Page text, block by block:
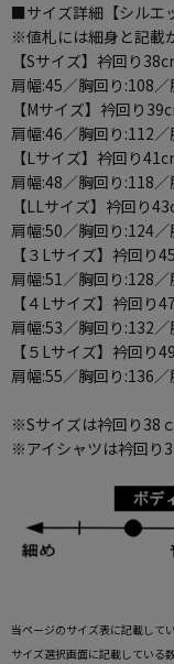
■サイズ詳細【シルエ
※値札には細身と記載
【Sサイズ】衿回り
肩幅:45／胸回り:108
【Mサイズ】衿回り
肩幅:46／胸回り:112
【Lサイズ】衿回り
肩幅:48／胸回り:118
【LLサイズ】衿回り
肩幅:50／胸回り:124
【３Lサイズ】衿回り
肩幅:51／胸回り:128
【４Lサイズ】衿回り
肩幅:53／胸回り:132
【５Lサイズ】衿回り
肩幅:55／胸回り:136
※Sサイズは衿回り38
※アイシャツは衿回り
当ページのサイズ表に記載して
サイズ選択画面に記載している